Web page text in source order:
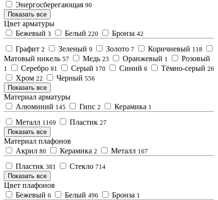
Энергосберегающая 90
Показать все
Цвет арматуры
Бежевый 3 Белый 220 Бронза 42
Графит 2 Зеленый 9 Золото 7 Коричневый 118
Матовый никель 57 Медь 23 Оранжевый 1 Розовый
1 Серебро 81 Серый 170 Синий 6 Тёмно-серый 26
Хром 22 Черный 556
Показать все
Материал арматуры
Алюминий 145 Гипс 2 Керамика 1
Металл 1169 Пластик 27
Показать все
Материал плафонов
Акрил 80 Керамика 2 Металл 167
Пластик 381 Стекло 714
Показать все
Цвет плафонов
Бежевый 6 Белый 496 Бронза 1